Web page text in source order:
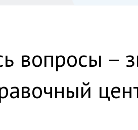
вопросы –